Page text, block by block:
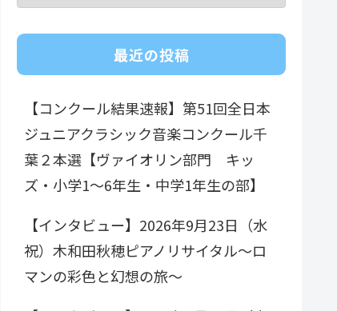
最近の投稿
【コンクール結果速報】第51回全日本
ジュニアクラシック音楽コンクール千
葉２本選【ヴァイオリン部門 キッ
ズ・小学1～6年生・中学1年生の部】
【インタビュー】2026年9月23日（水
祝）木和田秋穂ピアノリサイタル～ロ
マンの彩色と幻想の旅～